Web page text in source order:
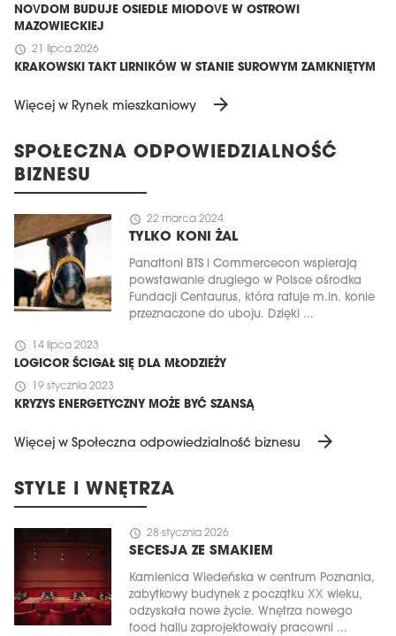
NOVDOM BUDUJE OSIEDLE MIODOVE W OSTROWI
MAZOWIECKIEJ
schedule 21 lipca 2026
KRAKOWSKI TAKT LIRNIKÓW W STANIE SUROWYM ZAMKNIĘTYM
Więcej w Rynek mieszkaniowy arrow_forward
SPOŁECZNA ODPOWIEDZIALNOŚĆ
BIZNESU
schedule 22 marca 2024
TYLKO KONI ŻAL
Panattoni BTS i Commercecon wspierają
powstawanie drugiego w Polsce ośrodka
Fundacji Centaurus, która ratuje m.in. konie
przeznaczone do uboju. Dzięki ...
schedule 14 lipca 2023
LOGICOR ŚCIGAŁ SIĘ DLA MŁODZIEŻY
schedule 19 stycznia 2023
KRYZYS ENERGETYCZNY MOŻE BYĆ SZANSĄ
Więcej w Społeczna odpowiedzialność biznesu arrow_forward
STYLE I WNĘTRZA
schedule 28 stycznia 2026
SECESJA ZE SMAKIEM
Kamienica Wiedeńska w centrum Poznania,
zabytkowy budynek z początku XX wieku,
odzyskała nowe życie. Wnętrza nowego
food hallu zaprojektowały pracowni ...